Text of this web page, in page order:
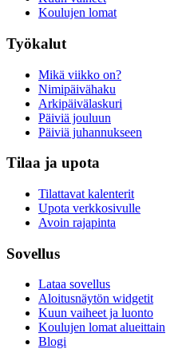
Koulujen lomat
Työkalut
Mikä viikko on?
Nimipäivähaku
Arkipäivälaskuri
Päiviä jouluun
Päiviä juhannukseen
Tilaa ja upota
Tilattavat kalenterit
Upota verkkosivulle
Avoin rajapinta
Sovellus
Lataa sovellus
Aloitusnäytön widgetit
Kuun vaiheet ja luonto
Koulujen lomat alueittain
Blogi